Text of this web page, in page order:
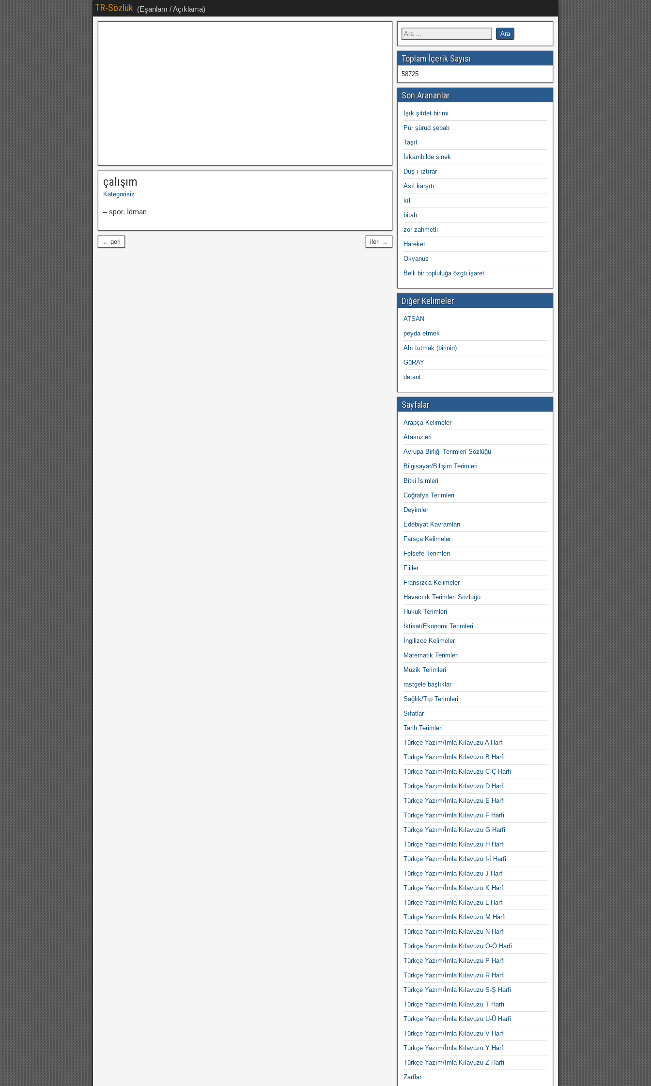
TR-Sözlük (Eşanlam / Açıklama)
çalışım
Kategorisiz
– spor. İdman
← geri ileri →
Toplam İçerik Sayısı
58725
Son Arananlar
Işık şitdet birimi
Pür şürud şebab
Taşıl
İskambilde sinek
Duş ı ıztırar
Asıl karşıtı
kıl
bitab
zor zahmetli
Hareket
Okyanus
Belli bir topluluğa özgü işaret
Diğer Kelimeler
ATSAN
peyda etmek
Ahı tutmak (birinin)
GüRAY
detant
Sayfalar
Arapça Kelimeler
Atasözleri
Avrupa Birliği Terimleri Sözlüğü
Bilgisayar/Bilişim Terimleri
Bitki İsimleri
Coğrafya Terimleri
Deyimler
Edebiyat Kavramları
Farsça Kelimeler
Felsefe Terimleri
Fiiller
Fransızca Kelimeler
Havacılık Terimleri Sözlüğü
Hukuk Terimleri
İktisat/Ekonomi Terimleri
İngilizce Kelimeler
Matematik Terimleri
Müzik Terimleri
rastgele başlıklar
Sağlık/Tıp Terimleri
Sıfatlar
Tarih Terimleri
Türkçe Yazım/İmla Kılavuzu A Harfi
Türkçe Yazım/İmla Kılavuzu B Harfi
Türkçe Yazım/İmla Kılavuzu C-Ç Harfi
Türkçe Yazım/İmla Kılavuzu D Harfi
Türkçe Yazım/İmla Kılavuzu E Harfi
Türkçe Yazım/İmla Kılavuzu F Harfi
Türkçe Yazım/İmla Kılavuzu G Harfi
Türkçe Yazım/İmla Kılavuzu H Harfi
Türkçe Yazım/İmla Kılavuzu I-İ Harfi
Türkçe Yazım/İmla Kılavuzu J Harfi
Türkçe Yazım/İmla Kılavuzu K Harfi
Türkçe Yazım/İmla Kılavuzu L Harfi
Türkçe Yazım/İmla Kılavuzu M Harfi
Türkçe Yazım/İmla Kılavuzu N Harfi
Türkçe Yazım/İmla Kılavuzu O-Ö Harfi
Türkçe Yazım/İmla Kılavuzu P Harfi
Türkçe Yazım/İmla Kılavuzu R Harfi
Türkçe Yazım/İmla Kılavuzu S-Ş Harfi
Türkçe Yazım/İmla Kılavuzu T Harfi
Türkçe Yazım/İmla Kılavuzu U-Ü Harfi
Türkçe Yazım/İmla Kılavuzu V Harfi
Türkçe Yazım/İmla Kılavuzu Y Harfi
Türkçe Yazım/İmla Kılavuzu Z Harfi
Zarflar